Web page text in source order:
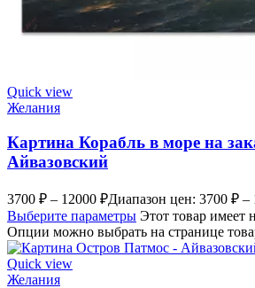
Quick view
Желания
Картина Корабль в море на
Айвазовский
3700 ₽ – 12000 ₽Диапазон цен: 3700 ₽ –
Выберите параметры Этот товар имеет
Опции можно выбрать на странице
Quick view
Желания